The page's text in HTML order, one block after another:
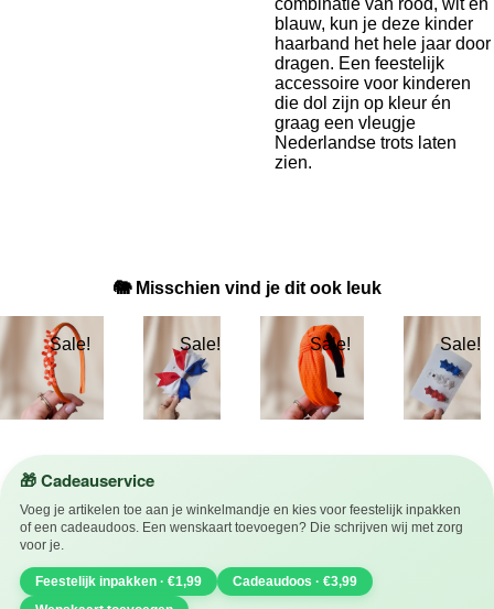
combinatie van rood, wit en
blauw, kun je deze kinder
haarband het hele jaar door
dragen. Een feestelijk
accessoire voor kinderen
die dol zijn op kleur én
graag een vleugje
Nederlandse trots laten
zien.
🐘 Misschien vind je dit ook leuk
Sale! Sale! Sale! Sale!
🎁 Cadeauservice
Voeg je artikelen toe aan je winkelmandje en kies voor feestelijk inpakken
of een cadeaudoos. Een wenskaart toevoegen? Die schrijven wij met zorg
voor je.
Feestelijk inpakken · €1,99
Cadeaudoos · €3,99